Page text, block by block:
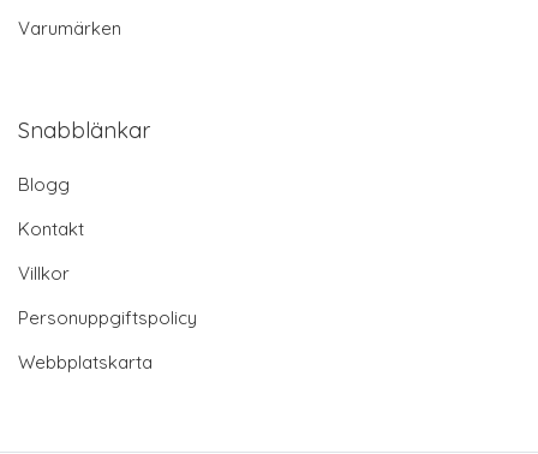
Varumärken
Snabblänkar
Blogg
Kontakt
Villkor
Personuppgiftspolicy
Webbplatskarta